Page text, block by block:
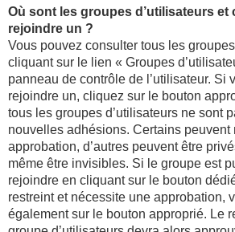
Où sont les groupes d’utilisateurs et
rejoindre un ?
Vous pouvez consulter tous les
cliquant sur le lien « Groupes
panneau de contrôle de l’utilisateur. Si
rejoindre un, cliquez sur le bouton
tous les groupes d’utilisateurs ne sont
nouvelles adhésions. Certains peuvent
approbation, d’autres peuvent être
même être invisibles. Si le groupe est
rejoindre en cliquant sur le bouton
restreint et nécessite une approbation,
également sur le bouton approprié. Le